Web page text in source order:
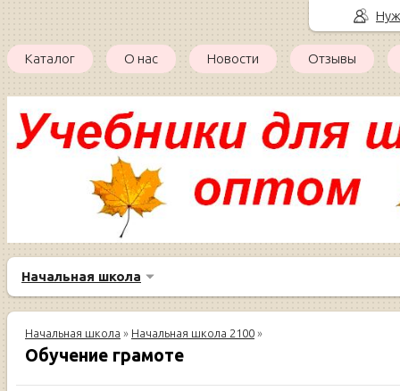
Каталог О нас Новости Отзывы
Начальная школа
Начальная школа » Начальная школа 2100 »
Обучение грамоте